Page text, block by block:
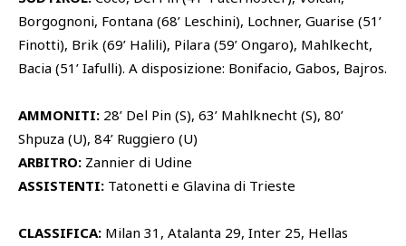
Borgognoni, Fontana (68’ Leschini), Lochner, Guarise (51’
Finotti), Brik (69’ Halili), Pilara (59’ Ongaro), Mahlkecht,
Bacia (51’ Iafulli). A disposizione: Bonifacio, Gabos, Bajros.
AMMONITI: 28’ Del Pin (S), 63’ Mahlknecht (S), 80’
Shpuza (U), 84’ Ruggiero (U)
ARBITRO: Zannier di Udine
ASSISTENTI: Tatonetti e Glavina di Trieste
CLASSIFICA: Milan 31, Atalanta 29, Inter 25, Hellas